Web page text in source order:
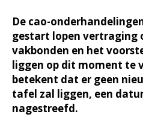
De cao-
gestart lopen vertraging
vakbonden en het
liggen op dit moment te
betekent dat er geen
tafel zal liggen, een
nagestreefd.